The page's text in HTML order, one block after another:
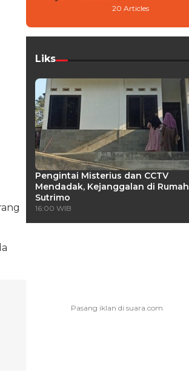
20 Articles
Liks
Pengintai Misterius dan CCTV
Mendadak, Kejanggalan di Rumah
Sutrimo
16:00 WIB